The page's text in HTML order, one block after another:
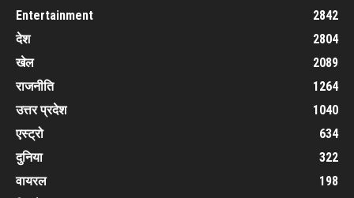
Entertainment
2842
देश
2804
खेल
2089
राजनीति
1264
उत्तर प्रदेश
1040
एस्ट्रो
634
दुनिया
322
वायरल
198